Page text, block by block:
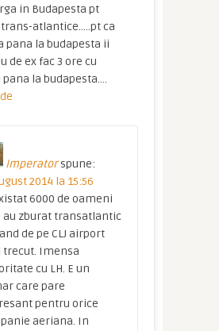
in Budapesta pt
atlantice…..pt ca
pana la budapesta ii
de ex fac 3 ore cu
la budapesta….
Imperator spune:
2014 la 15:56
6000 de oameni
au zburat transatlantic
de pe CLJ airport
trecut. Imensa
cu LH. E un
care pare
pentru orice
aeriana. In